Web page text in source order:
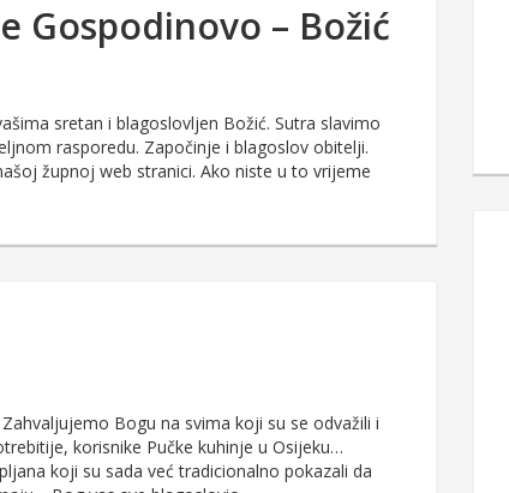
Gospodinovo – Božić
sretan i blagoslovljen Božić. Sutra slavimo
rasporedu. Započinje i blagoslov obitelji.
župnoj web stranici. Ako niste u to vrijeme
Bogu na svima koji su se odvažili i
korisnike Pučke kuhinje u Osijeku…
koji su sada već tradicionalno pokazali da